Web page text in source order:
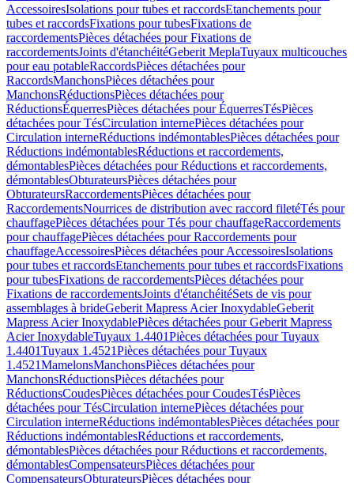
AccessoiresIsolations pour tubes et raccordsEtanchements pour
tubes et raccordsFixations pour tubesFixations de
raccordementsPièces détachées pour Fixations de
raccordementsJoints d'étanchéitéGeberit MeplaTuyaux multicouches
pour eau potableRaccordsPièces détachées pour
RaccordsManchonsPièces détachées pour
ManchonsRéductionsPièces détachées pour
RéductionsÉquerresPièces détachées pour ÉquerresTésPièces
détachées pour TésCirculation internePièces détachées pour
Circulation interneRéductions indémontablesPièces détachées pour
Réductions indémontablesRéductions et raccordements,
démontablesPièces détachées pour Réductions et raccordements,
démontablesObturateursPièces détachées pour
ObturateursRaccordementsPièces détachées pour
RaccordementsNourrices de distribution avec raccord filetéTés pour
chauffagePièces détachées pour Tés pour chauffageRaccordements
pour chauffagePièces détachées pour Raccordements pour
chauffageAccessoiresPièces détachées pour AccessoiresIsolations
pour tubes et raccordsEtanchements pour tubes et raccordsFixations
pour tubesFixations de raccordementsPièces détachées pour
Fixations de raccordementsJoints d'étanchéitéSets de vis pour
assemblages à brideGeberit Mapress Acier InoxydableGeberit
Mapress Acier InoxydablePièces détachées pour Geberit Mapress
Acier InoxydableTuyaux 1.4401Pièces détachées pour Tuyaux
1.4401Tuyaux 1.4521Pièces détachées pour Tuyaux
1.4521MamelonsManchonsPièces détachées pour
ManchonsRéductionsPièces détachées pour
RéductionsCoudesPièces détachées pour CoudesTésPièces
détachées pour TésCirculation internePièces détachées pour
Circulation interneRéductions indémontablesPièces détachées pour
Réductions indémontablesRéductions et raccordements,
démontablesPièces détachées pour Réductions et raccordements,
démontablesCompensateursPièces détachées pour
CompensateursObturateursPièces détachées pour